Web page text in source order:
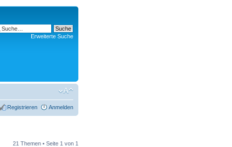
Erweiterte Suche
Registrieren Anmelden
21 Themen • Seite 1 von 1